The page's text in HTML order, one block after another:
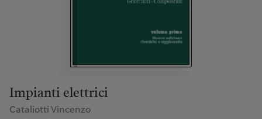
Impianti elettrici
Cataliotti Vincenzo